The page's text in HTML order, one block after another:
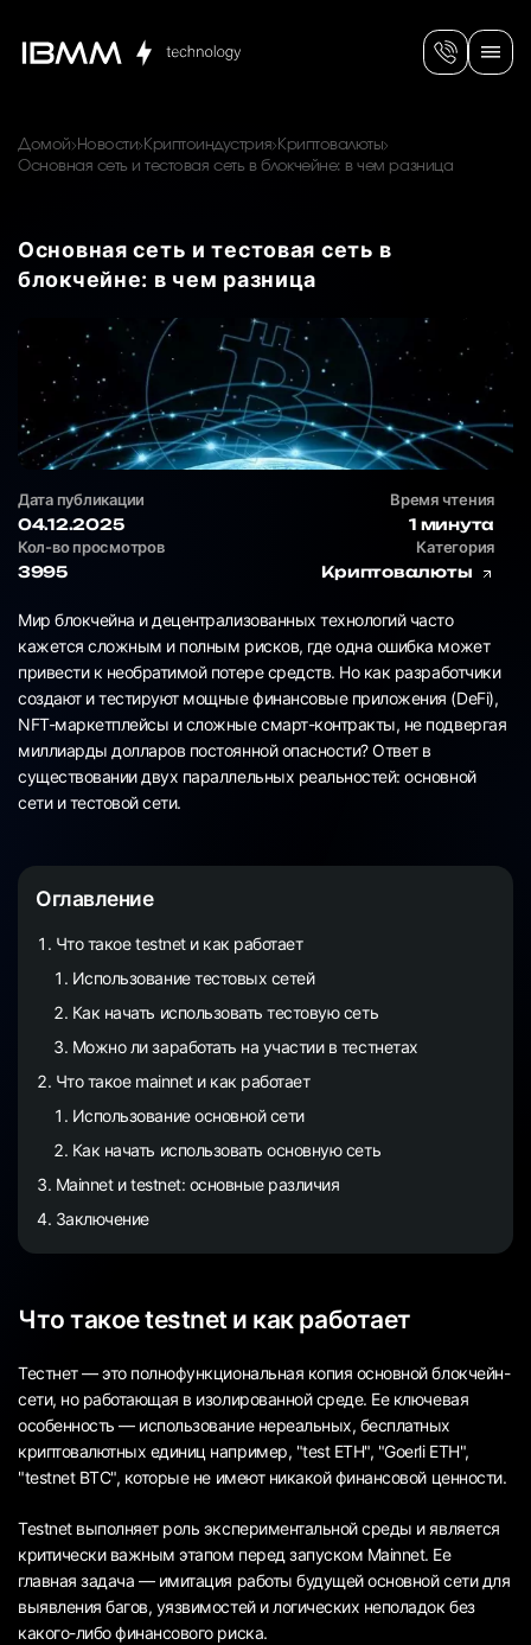
Домой Новости Криптоиндустрия Криптовалюты
Основная сеть и тестовая сеть в блокчейне: в чем разница
Основная сеть и тестовая сеть в
блокчейне: в чем разница
Дата публикации
04.12.2025
Время чтения
1 минута
Кол-во просмотров
3995
Категория
Криптовалюты
Мир блокчейна и децентрализованных технологий часто
кажется сложным и полным рисков, где одна ошибка может
привести к необратимой потере средств. Но как разработчики
создают и тестируют мощные финансовые приложения (DeFi),
NFT-маркетплейсы и сложные смарт-контракты, не подвергая
миллиарды долларов постоянной опасности? Ответ в
существовании двух параллельных реальностей: основной
сети и тестовой сети.
Оглавление
Что такое testnet и как работает
Использование тестовых сетей
Как начать использовать тестовую сеть
Можно ли заработать на участии в тестнетах
Что такое mainnet и как работает
Использование основной сети
Как начать использовать основную сеть
Mainnet и testnet: основные различия
Заключение
Что такое testnet и как работает
Тестнет — это полнофункциональная копия основной блокчейн-
сети, но работающая в изолированной среде. Ее ключевая
особенность — использование нереальных, бесплатных
криптовалютных единиц например, "test ETH", "Goerli ETH",
"testnet BTC", которые не имеют никакой финансовой ценности.
Testnet выполняет роль экспериментальной среды и является
критически важным этапом перед запуском Mainnet. Ее
главная задача — имитация работы будущей основной сети для
выявления багов, уязвимостей и логических неполадок без
какого-либо финансового риска.